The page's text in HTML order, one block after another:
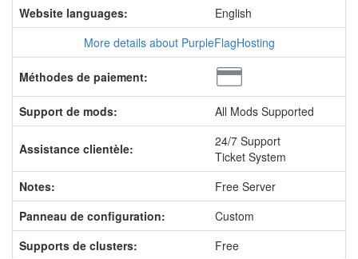
Website languages:
English
More details about PurpleFlagHosting
Méthodes de paiement:
Support de mods: All Mods Supported
Assistance clientèle:
24/7 Support
Ticket System
Notes:
Free Server
Panneau de configuration:
Custom
Supports de clusters:
Free